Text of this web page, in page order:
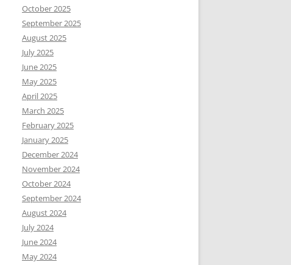
October 2025
September 2025
August 2025
July 2025
June 2025
May 2025
April 2025
March 2025
February 2025
January 2025
December 2024
November 2024
October 2024
September 2024
August 2024
July 2024
June 2024
May 2024